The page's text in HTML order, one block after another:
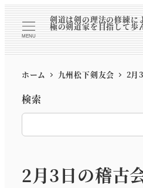
MENU
剣道は剣の理法の修練
極の剣道家を目指して歩
ホーム 九州松下剣友会 2月
検索
2月3日の稽古